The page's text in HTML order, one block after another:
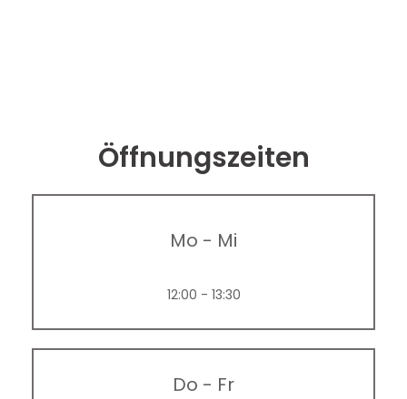
Öffnungszeiten
Mo - Mi
12:00 - 13:30
Do - Fr